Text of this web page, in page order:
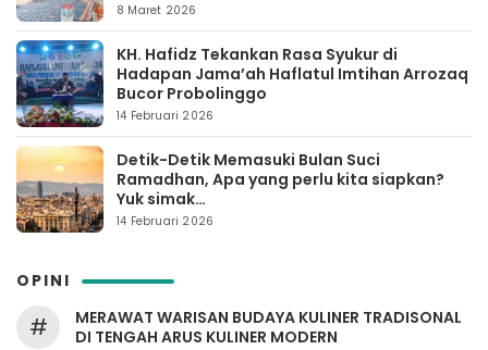
8 Maret 2026
KH. Hafidz Tekankan Rasa Syukur di
Hadapan Jama’ah Haflatul Imtihan Arrozaq
Bucor Probolinggo
14 Februari 2026
Detik-Detik Memasuki Bulan Suci
Ramadhan, Apa yang perlu kita siapkan?
Yuk simak…
14 Februari 2026
OPINI
#
MERAWAT WARISAN BUDAYA KULINER TRADISONAL
DI TENGAH ARUS KULINER MODERN